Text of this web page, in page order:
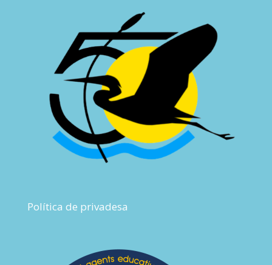
Política de privadesa